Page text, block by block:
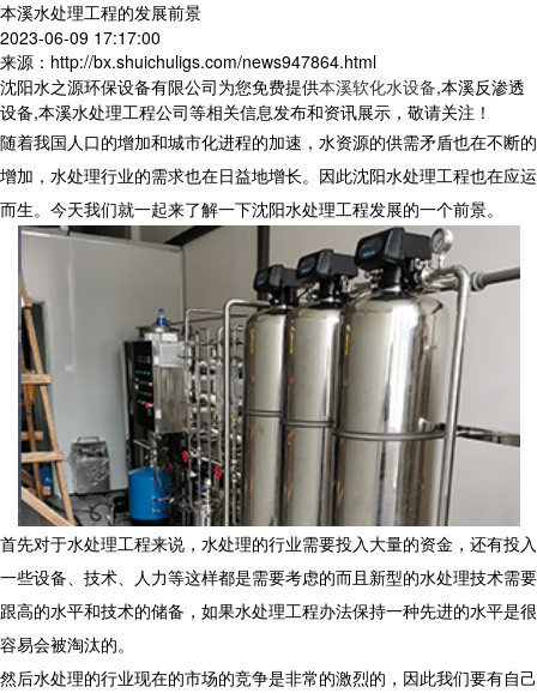
本溪水处理工程的发展前景
2023-06-09 17:17:00
来源：http://bx.shuichuligs.com/news947864.html
沈阳水之源环保设备有限公司为您免费提供本溪软化水设备,本溪反渗透
设备,本溪水处理工程公司等相关信息发布和资讯展示，敬请关注！
随着我国人口的增加和城市化进程的加速，水资源的供需矛盾也在不断的
增加，水处理行业的需求也在日益地增长。因此沈阳水处理工程也在应运
而生。今天我们就一起来了解一下沈阳水处理工程发展的一个前景。
首先对于水处理工程来说，水处理的行业需要投入大量的资金，还有投入
一些设备、技术、人力等这样都是需要考虑的而且新型的水处理技术需要
跟高的水平和技术的储备，如果水处理工程办法保持一种先进的水平是很
容易会被淘汰的。
然后水处理的行业现在的市场的竞争是非常的激烈的，因此我们要有自己